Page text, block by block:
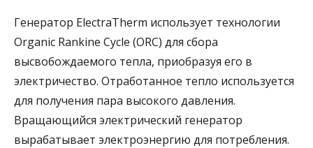
Генератор ElectraTherm использует технологии
Organic Rankine Cycle (ORC) для сбора
высвобождаемого тепла, приобразуя его в
электричество. Отработанное тепло используется
для получения пара высокого давления.
Вращающийся электрический генератор
вырабатывает электроэнергию для потребления.